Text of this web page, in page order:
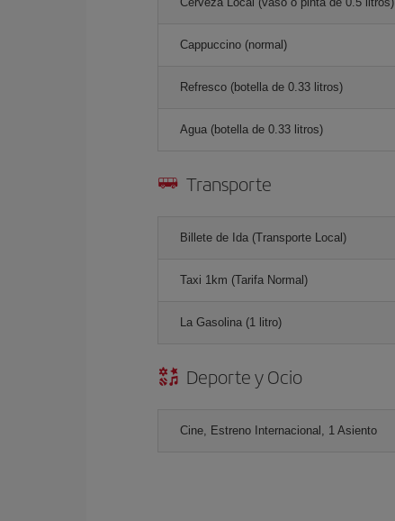
Cappuccino (normal)
Refresco (botella de 0.33 litros)
Agua (botella de 0.33 litros)
Transporte
Billete de Ida (Transporte Local)
Taxi 1km (Tarifa Normal)
La Gasolina (1 litro)
Deporte y Ocio
Cine, Estreno Internacional, 1 Asiento